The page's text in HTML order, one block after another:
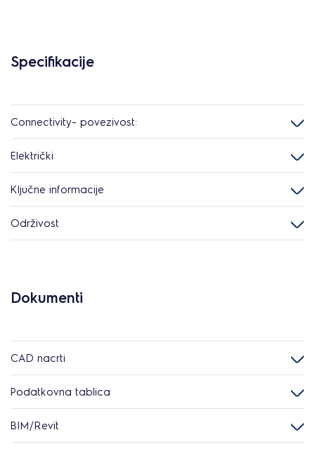
Specifikacije
Connectivity- povezivost:
Električki
Ključne informacije
Održivost
Dokumenti
CAD nacrti
Podatkovna tablica
BIM/Revit